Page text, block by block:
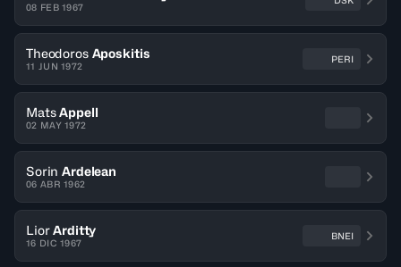
08 FEB 1967
Theodoros Aposkitis
11 JUN 1972
PERI
Mats Appell
02 MAY 1972
Sorin Ardelean
06 ABR 1962
Lior Arditty
16 DIC 1967
BNEI